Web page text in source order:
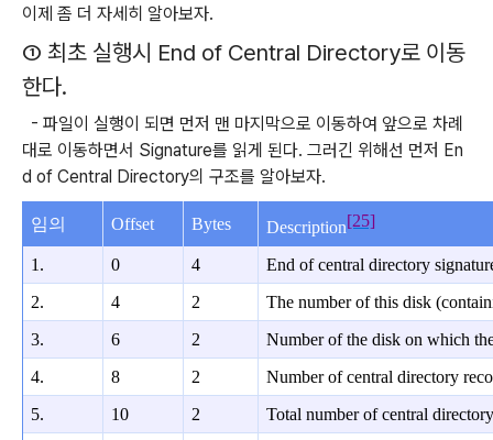
이제 좀 더 자세히 알아보자.
① 최초 실행시 End of Central Directory로 이동
한다.
- 파일이 실행이 되면 먼저 맨 마지막으로 이동하여 앞으로 차례
대로 이동하면서 Signature를 읽게 된다. 그러긴 위해선 먼저 En
d of Central Directory의 구조를 알아보자.
임의 Offset Bytes Description[25]
1. 0 4
End of central directory
2.
4 2
The number of this disk
3.
6 2
Number of the disk on which
4.
8 2
Number of central directory
5.
10 2
Total number of central